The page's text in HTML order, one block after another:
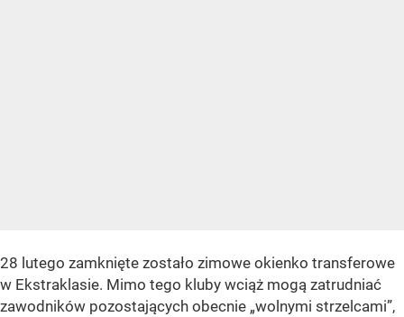
28 lutego zamknięte zostało zimowe okienko transferowe
w Ekstraklasie. Mimo tego kluby wciąż mogą zatrudniać
zawodników pozostających obecnie „wolnymi strzelcami”,